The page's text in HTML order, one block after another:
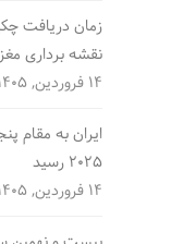
زمان دریافت
نقشه برداری
14 فروردین, 1405
2025 رسید
14 فروردین, 1405